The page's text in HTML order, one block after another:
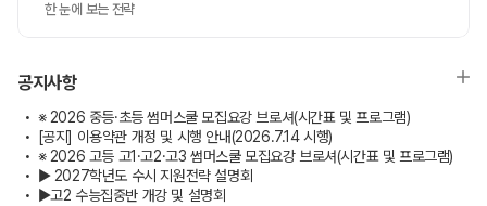
한 눈에 보는 전략
공지사항
※ 2026 중등·초등 썸머스쿨 모집요강 브로셔(시간표 및 프로그램)
[공지] 이용약관 개정 및 시행 안내(2026.7.14 시행)
※ 2026 고등 고1·고2·고3 썸머스쿨 모집요강 브로셔(시간표 및 프로그램)
▶ 2027학년도 수시 지원전략 설명회
▶고2 수능집중반 개강 및 설명회